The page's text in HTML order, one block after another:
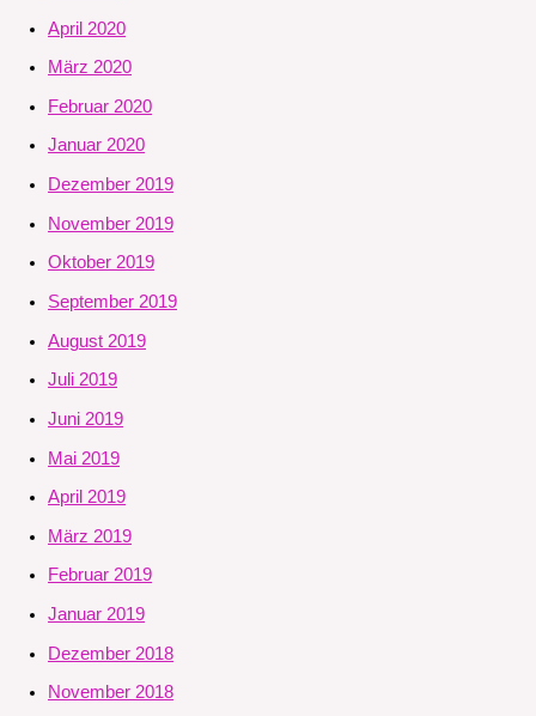
April 2020
März 2020
Februar 2020
Januar 2020
Dezember 2019
November 2019
Oktober 2019
September 2019
August 2019
Juli 2019
Juni 2019
Mai 2019
April 2019
März 2019
Februar 2019
Januar 2019
Dezember 2018
November 2018